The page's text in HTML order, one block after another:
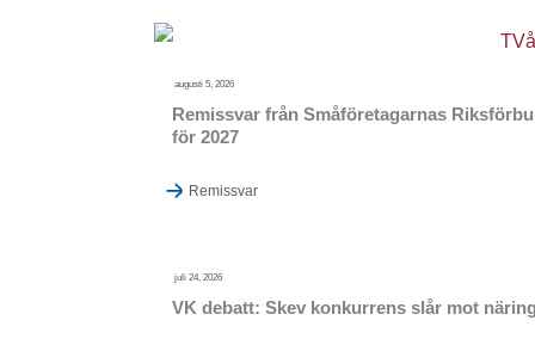
augusti 5, 2026
Remissvar från Småföretagarnas
för 2027
Remissvar
juli 24, 2026
VK debatt: Skev konkurrens slår mot